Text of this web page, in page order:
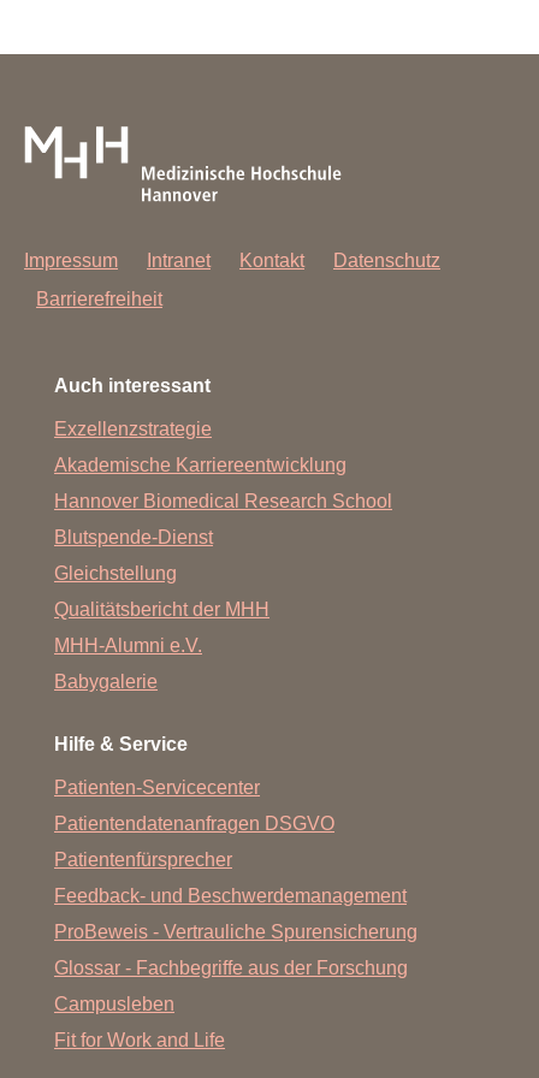
Impressum Intranet Kontakt
Datenschutz
Barrierefreiheit
Auch interessant
Exzellenzstrategie
Akademische Karriereentwicklung
Hannover Biomedical Research School
Blutspende-Dienst
Gleichstellung
Qualitätsbericht der MHH
MHH-Alumni e.V.
Babygalerie
Hilfe & Service
Patienten-Servicecenter
Patientendatenanfragen DSGVO
Patientenfürsprecher
Feedback- und Beschwerdemanagement
ProBeweis - Vertrauliche Spurensicherung
Glossar - Fachbegriffe aus der Forschung
Campusleben
Fit for Work and Life